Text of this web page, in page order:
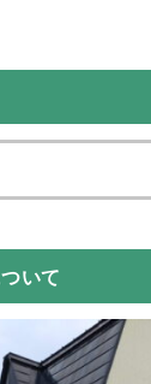
索:
いて